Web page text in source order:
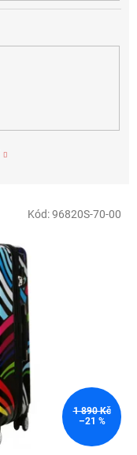
1 890 Kč
–21 %
Kód:96820S-70-00